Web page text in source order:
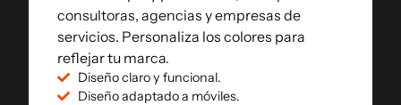
consultoras, agencias y empresas de
servicios. Personaliza los colores para
reflejar tu marca.
Diseño claro y funcional.
Diseño adaptado a móviles.